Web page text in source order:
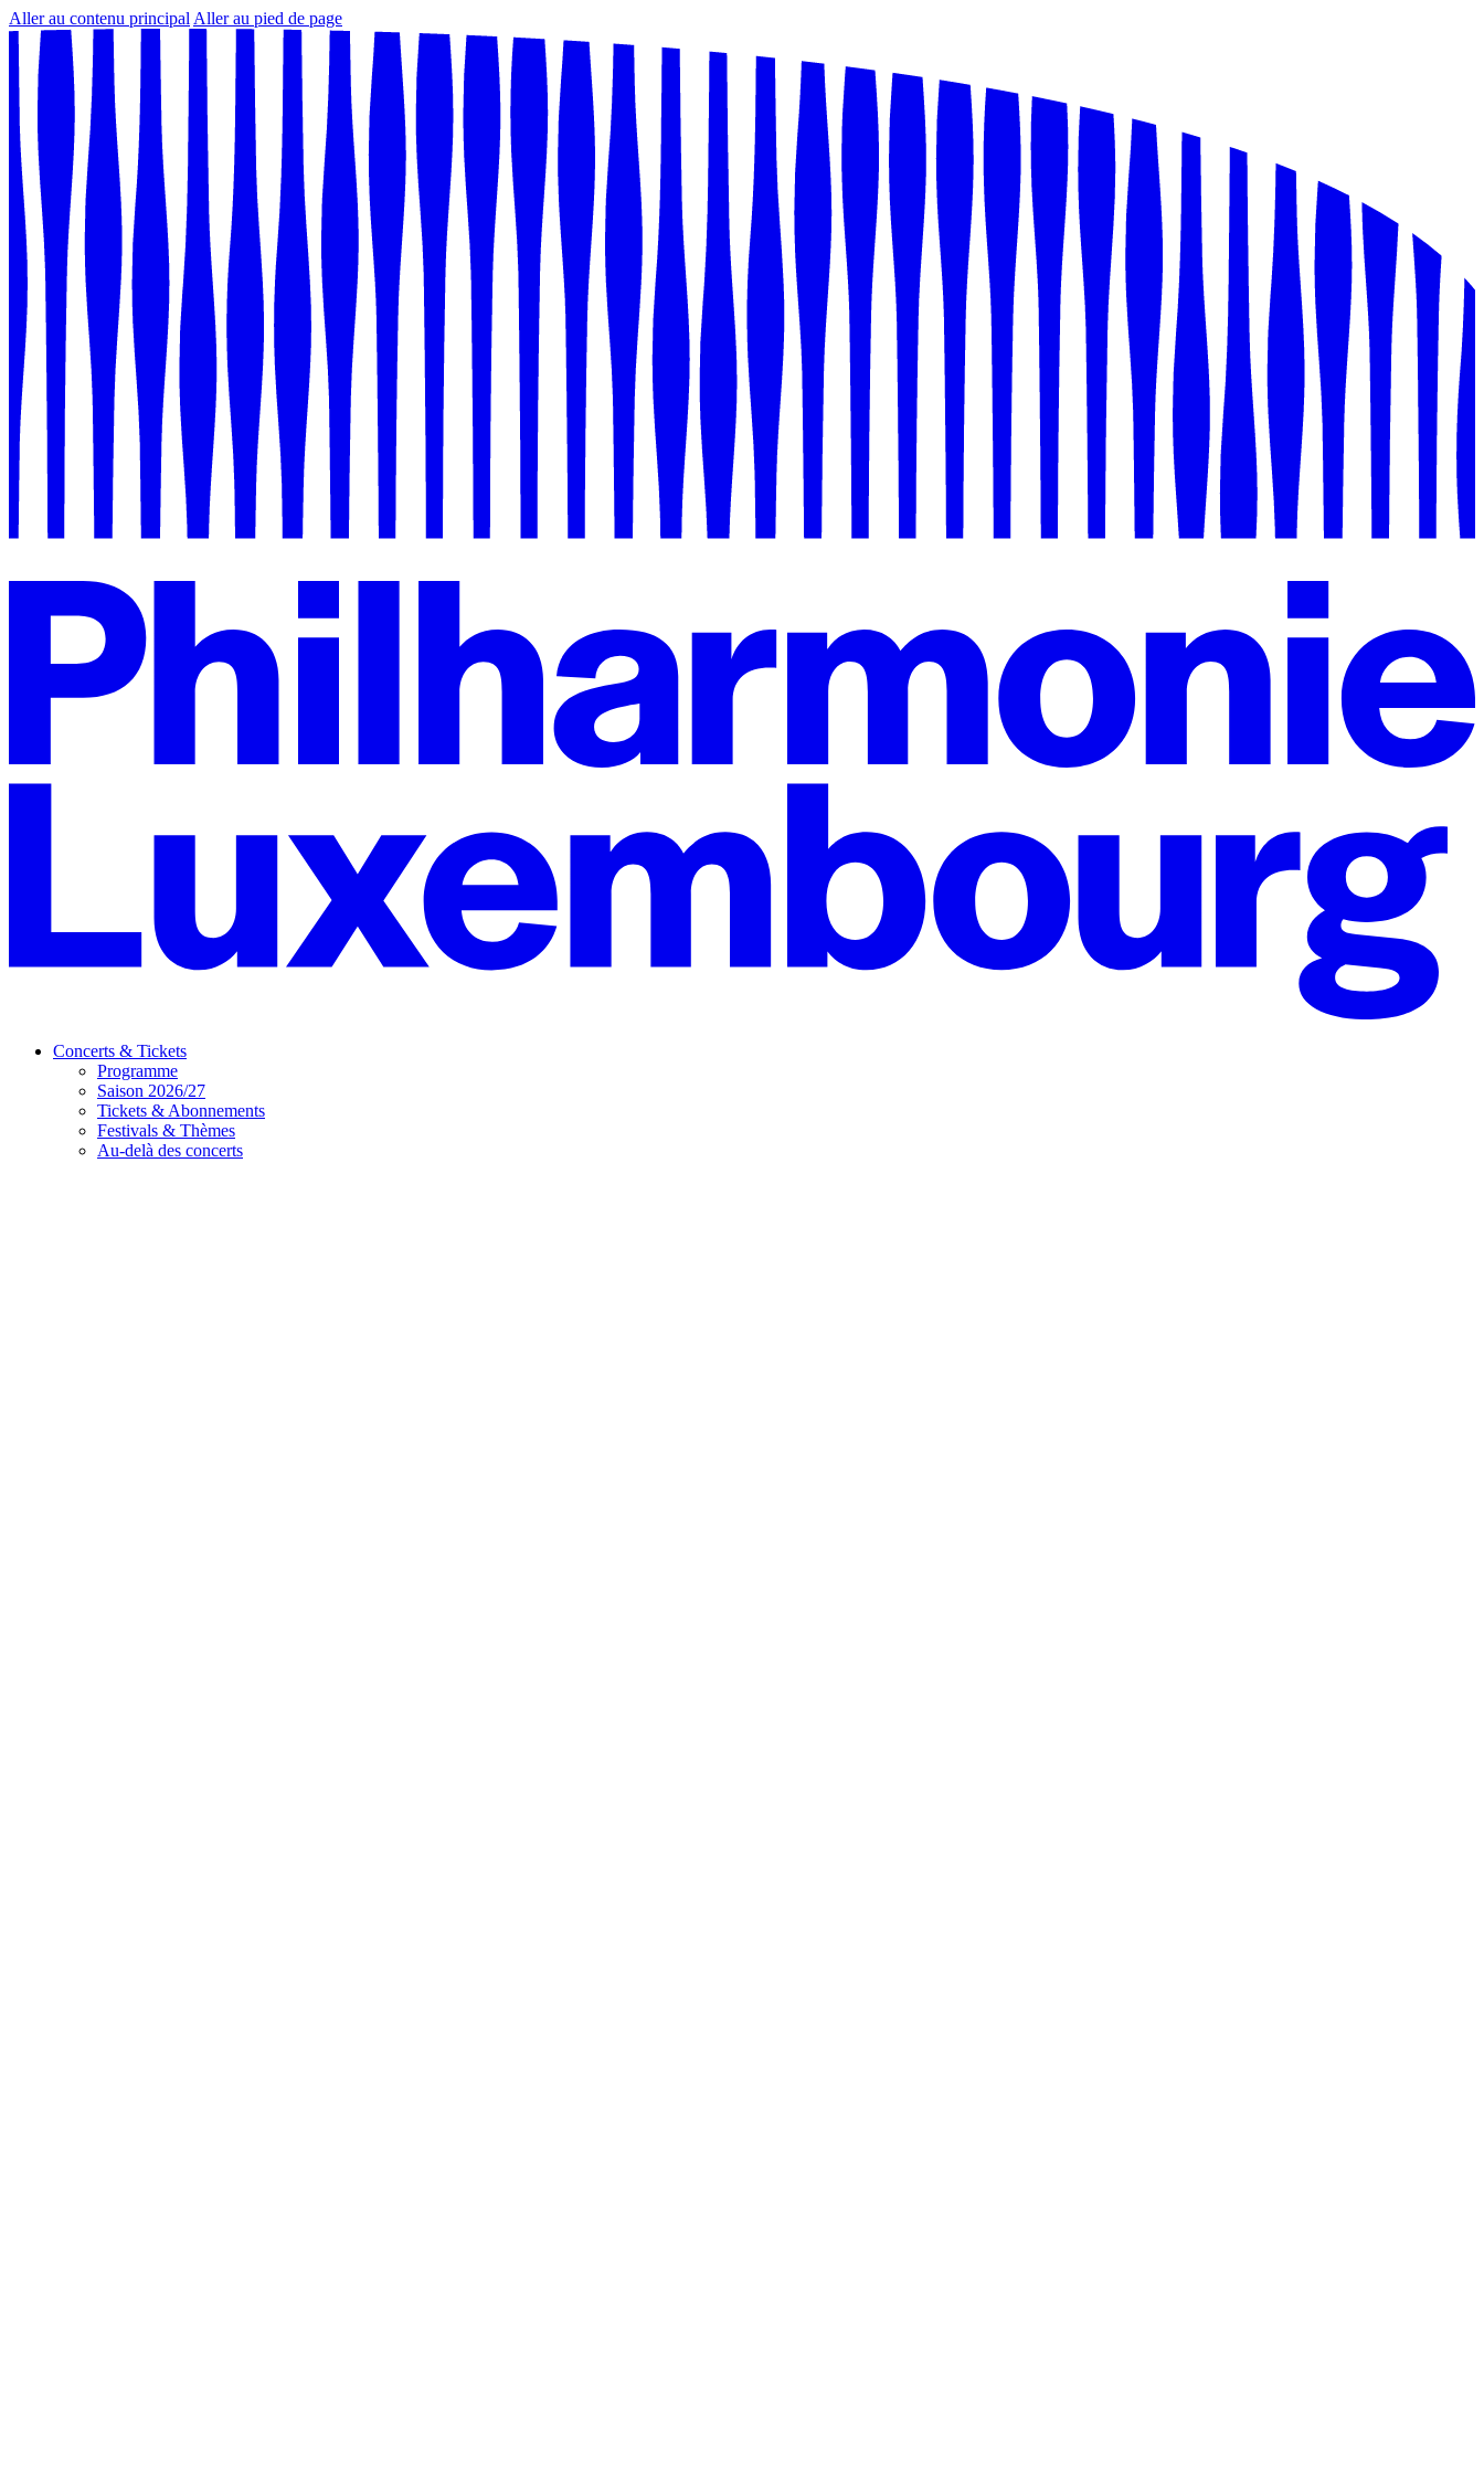
Aller au contenu principal Aller au pied de page
Concerts & Tickets
Programme
Saison 2026/27
Tickets & Abonnements
Festivals & Thèmes
Au-delà des concerts